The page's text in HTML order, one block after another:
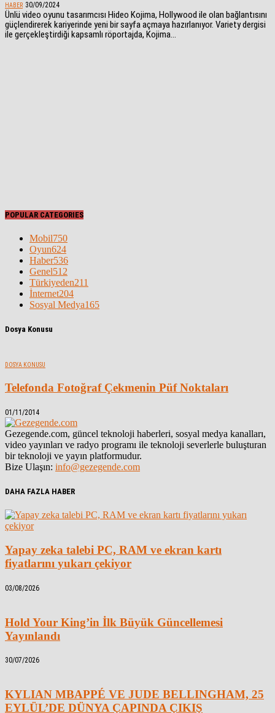
HABER 30/09/2024
Ünlü video oyunu tasarımcısı Hideo Kojima, Hollywood ile olan bağlantısını
güçlendirerek kariyerinde yeni bir sayfa açmaya hazırlanıyor. Variety dergisi
ile gerçekleştirdiği kapsamlı röportajda, Kojima...
POPULAR CATEGORIES
Mobil750
Oyun624
Haber536
Genel512
Türkiyeden211
İnternet204
Sosyal Medya165
Dosya Konusu
DOSYA KONUSU
Telefonda Fotoğraf Çekmenin Püf Noktaları
01/11/2014
Gezegende.com, güncel teknoloji haberleri, sosyal medya kanalları,
video yayınları ve radyo programı ile teknoloji severlerle buluşturan
bir teknoloji ve yayın platformudur.
Bize Ulaşın: info@gezegende.com
DAHA FAZLA HABER
Yapay zeka talebi PC, RAM ve ekran kartı
fiyatlarını yukarı çekiyor
03/08/2026
Hold Your King’in İlk Büyük Güncellemesi
Yayınlandı
30/07/2026
KYLIAN MBAPPÉ VE JUDE BELLINGHAM, 25
EYLÜL’DE DÜNYA ÇAPINDA ÇIKIŞ